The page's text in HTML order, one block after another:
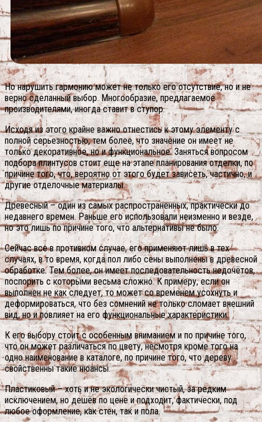
Но нарушить гармонию может не только его отсутствие, но и не
верно сделанный выбор. Многообразие, предлагаемое
производителями, иногда ставит в ступор.
Исходя из этого крайне важно отнестись к этому элементу с
полной серьезностью, тем более, что значение он имеет не
только декоративное, но и функциональное. Заняться вопросом
подбора плинтусов стоит еще на этапе планирования отделки, по
причине того, что, вероятно от этого будет зависеть, частично, и
другие отделочные материалы.
Древесный – один из самых распространенных, практически до
недавнего времен. Раньше его использовали неизменно и везде,
но это лишь по причине того, что альтернативы не было.
Сейчас все в противном случае, его применяют лишь в тех
случаях, в то время, когда пол либо сены выполнены в древесной
обработке. Тем более, он имеет последовательность недочётов,
поспорить с которыми весьма сложно.К примеру, если он
выполнен не как следует, то может со временем усохнуть и
деформироваться, что без сомнений не только сломает внешний
вид, но и повлияет на его функциональные характеристики.
К его выбору стоит с особенным вниманием и по причине того,
что он может различаться по цвету, несмотря кроме того на
одно наименование в каталоге, по причине того, что дереву
свойственны такие нюансы.
Пластиковый – хоть и не экологически чистый, за редким
исключением, но дешёв по цене и подходит, фактически, под
любое оформление, как стен, так и пола.